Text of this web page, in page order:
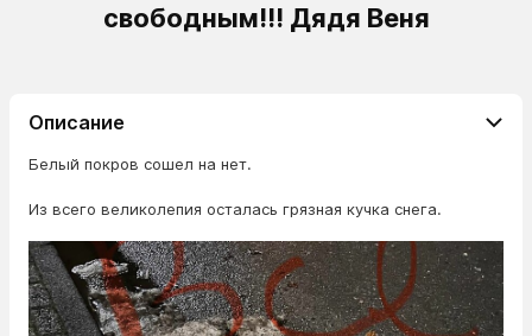
свободным!!! Дядя Веня
Описание
Белый покров сошел на нет.
Из всего великолепия осталась грязная кучка снега.